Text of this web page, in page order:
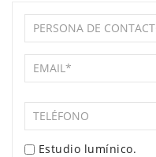
Estudio lumínico.